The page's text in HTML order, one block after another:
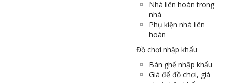
Nhà liên hoàn trong
nhà
Phụ kiện nhà liên
hoàn
Đồ chơi nhập khẩu
Bàn ghế nhập khẩu
Giá để đồ chơi, giá